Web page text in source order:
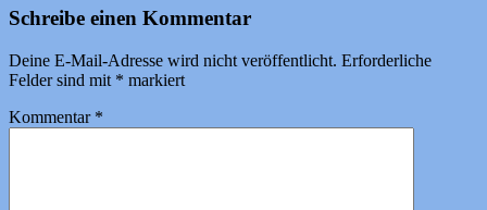
Schreibe einen Kommentar
Deine E-Mail-Adresse wird nicht veröffentlicht. Erforderliche
Felder sind mit * markiert
Kommentar *